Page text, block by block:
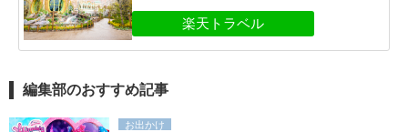
編集部のおすすめ記事
お出かけ